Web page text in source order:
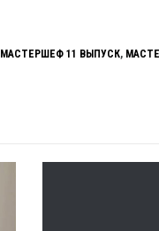
МАСТЕРШЕФ 11 ВЫПУСК,